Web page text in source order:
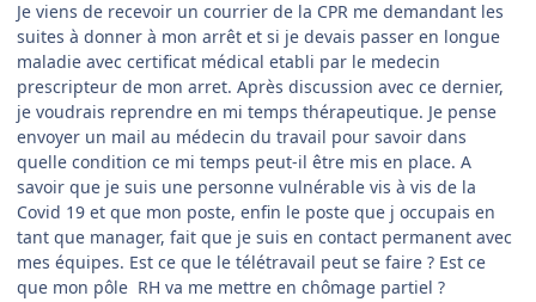
Je viens de recevoir un courrier de la CPR me demandant les
suites à donner à mon arrêt et si je devais passer en longue
maladie avec certificat médical etabli par le medecin
prescripteur de mon arret. Après discussion avec ce dernier,
je voudrais reprendre en mi temps thérapeutique. Je pense
envoyer un mail au médecin du travail pour savoir dans
quelle condition ce mi temps peut-il être mis en place. A
savoir que je suis une personne vulnérable vis à vis de la
Covid 19 et que mon poste, enfin le poste que j occupais en
tant que manager, fait que je suis en contact permanent avec
mes équipes. Est ce que le télétravail peut se faire ? Est ce
que mon pôle RH va me mettre en chômage partiel ?